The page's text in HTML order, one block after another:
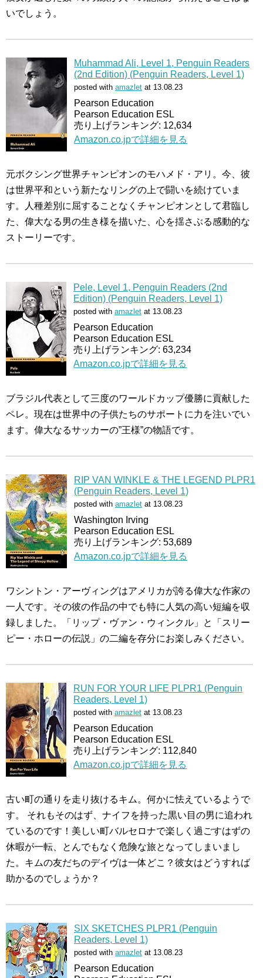
いでしょう。
Muhammad Ali, Level 1, Penguin Readers
(2nd Edition) (Penguin Readers, Level 1)
posted with amazlet at 13.08.23
Pearson Education
Pearson Education ESL
売り上げランキング: 12,634
Amazon.co.jpで詳細を見る
元ボクシング世界チャンピオンのモハメド・アリ。今、彼
は世界平和という新たなリングの上で闘いを続けていま
す。人種差別に屈することなくチャンピオンとして君臨し
た、偉大なる男の生き様を描いた、心を揺さぶる感動的な
ストーリーです。
Pele, Level 1, Penguin Readers (2nd
Edition) (Penguin Readers, Level 1)
posted with amazlet at 13.08.23
Pearson Education
Pearson Education ESL
売り上げランキング: 63,234
Amazon.co.jpで詳細を見る
ブラジル代表として三度のワールドカップ優勝に貢献した
ペレ。現在は世界中の子供たちのサポートに力を注いでい
ます。偉大なるサッカーの”王様”の物語です。
RIP VAN WINKLE & THE LEGEND PLPR1
(Penguin Readers, Level 1)
posted with amazlet at 13.08.23
Washington Irving
Pearson Education ESL
売り上げランキング: 53,689
Amazon.co.jpで詳細を見る
ワシントン・アーヴィングはアメリカが誇る偉大な作家の
一人です。その彼の作品の中でも特に人気の高い短編を収
録しました。「リップ・ヴァン・ウィンクル」と「スリー
ピー・ホローの伝説」の二編を存分にお楽しみください。
RUN FOR YOUR LIFE PLPR1 (Penguin
Readers, Level 1)
posted with amazlet at 13.08.23
Pearson Education
Pearson Education ESL
売り上げランキング: 112,840
Amazon.co.jpで詳細を見る
古い町の通りを走り抜けるキム。何かに怯えているようで
す。 それもそのはず、ナイフを持った黒い目の男に追われ
ているのです！美しい町バルセロナで楽しく過ごすはずの
休暇が一転、とんでもなく危険な旅となってしまいまし
た。キムの友だちのデイヴは一体どこ？彼女はどうすれば
助かるのでしょうか？
SIX SKETCHES PLPR1 (Penguin
Readers, Level 1)
posted with amazlet at 13.08.23
Pearson Education